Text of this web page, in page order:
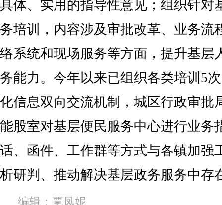
具体、实用的指导性意见；组织针对
务培训，内容涉及审批改革、业务流
络系统和现场服务等方面，提升基层
务能力。今年以来已组织各类培训5
化信息双向交流机制，城区行政审批
能股室对基层便民服务中心进行业务
话、函件、工作群等方式与各镇加强
析研判、推动解决基层政务服务中存
编辑：覃凤妮